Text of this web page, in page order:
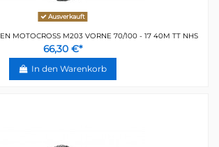
Ausverkauft
MOTOCROSS M203 VORNE 70/100 - 17 40M TT NHS
66,30 €*
In den Warenkorb